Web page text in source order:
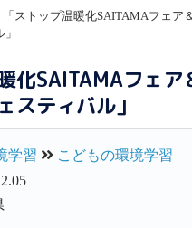
「ストップ温暖化SAITAMAフェア
化SAITAMAフェア
スティバル」
学習
こどもの環境学習